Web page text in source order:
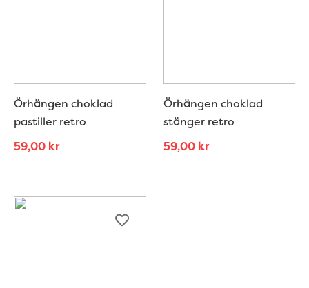
Örhängen choklad
pastiller retro
59,00 kr
Örhängen choklad
stänger retro
59,00 kr